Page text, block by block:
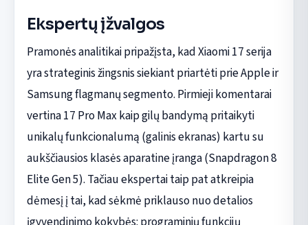
Ekspertų įžvalgos
Pramonės analitikai pripažįsta, kad Xiaomi 17 serija
yra strateginis žingsnis siekiant priartėti prie Apple ir
Samsung flagmanų segmento. Pirmieji komentarai
vertina 17 Pro Max kaip gilų bandymą pritaikyti
unikalų funkcionalumą (galinis ekranas) kartu su
aukščiausios klasės aparatine įranga (Snapdragon 8
Elite Gen 5). Tačiau ekspertai taip pat atkreipia
dėmesį į tai, kad sėkmė priklauso nuo detalios